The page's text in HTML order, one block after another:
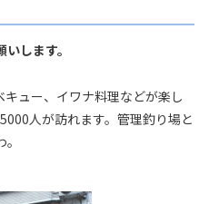
します。
ュー、イワナ料理などが楽し
人が訪れます。管理釣り場と